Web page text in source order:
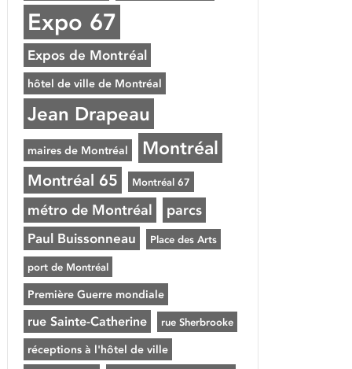
Expo 67
Expos de Montréal
hôtel de ville de Montréal
Jean Drapeau
maires de Montréal Montréal
Montréal 65 Montréal 67
métro de Montréal parcs
Paul Buissonneau Place des Arts
port de Montréal
Première Guerre mondiale
rue Sainte-Catherine rue Sherbrooke
réceptions à l'hôtel de ville